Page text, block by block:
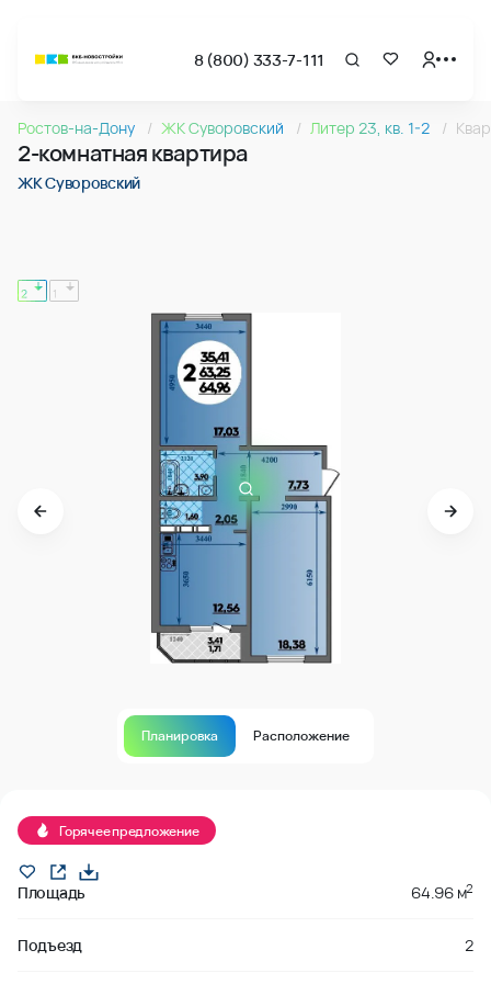
8 (800) 333-7-111
Квартира № 219 в ЖК Суворовский : подъезд 2, этаж 10,
2-комнатная квартира 64.96м2 в ЖК Суворовский,
2-комнатная квартира 64.96м2 в ЖК Суворовский,
Ростов-на-Дону ЖК Суворовский Литер 23, кв. 1-2
2-комнатная квартира
ЖК Суворовский
Планировка Расположение
Горячее предложение
Площадь 64.96 м2
Подъезд 2